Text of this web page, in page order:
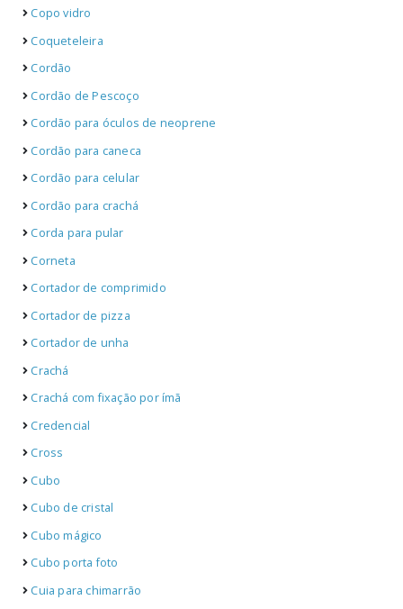
Copo vidro
Coqueteleira
Cordão
Cordão de Pescoço
Cordão para óculos de neoprene
Cordão para caneca
Cordão para celular
Cordão para crachá
Corda para pular
Corneta
Cortador de comprimido
Cortador de pizza
Cortador de unha
Crachá
Crachá com fixação por ímã
Credencial
Cross
Cubo
Cubo de cristal
Cubo mágico
Cubo porta foto
Cuia para chimarrão